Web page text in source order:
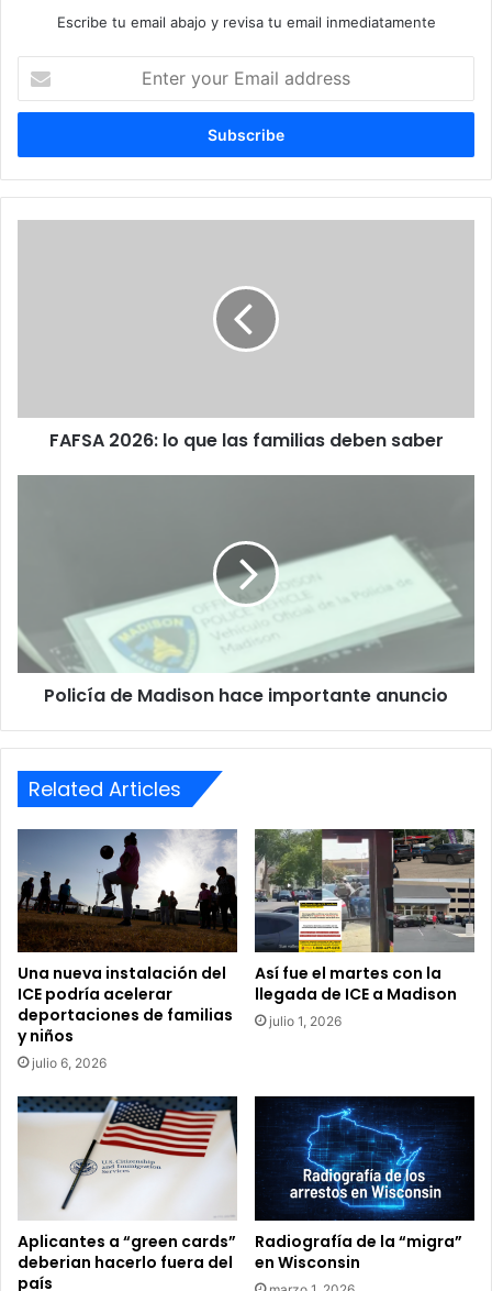
Escribe tu email abajo y revisa tu email inmediatamente
your
Email
FAFSA 2026: lo que las familias deben saber
Policía de Madison hace importante anuncio
Related Articles
Una nueva instalación del
ICE podría acelerar
deportaciones de familias
y niños
julio 6, 2026
Así fue el martes con la
llegada de ICE a Madison
julio 1, 2026
Aplicantes a “green cards”
deberian hacerlo fuera del
país
Radiografía de la “migra”
en Wisconsin